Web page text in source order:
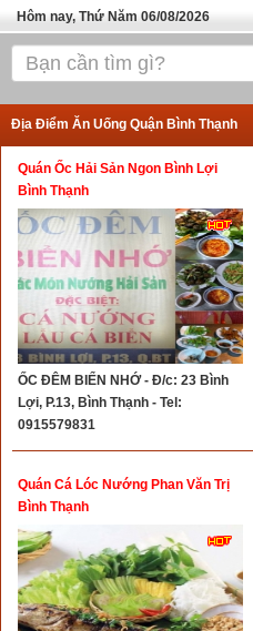
Hôm nay, Thứ Năm 06/08/2026
Trang chủ
Cafe - Kem- Trà Sữa
Bánh - Đồ Ăn Vặt
Thực Phẩm Nông Hải Sản
Top Quán Ăn Sài Gòn
Địa Điểm Ăn Uống Quận Bình Thạnh
Quán Ốc Hải Sản Ngon Bình Lợi
Bình Thạnh
ỐC ĐÊM BIỂN NHỚ - Đ/c: 23 Bình
Lợi, P.13, Bình Thạnh - Tel:
0915579831
Quán Cá Lóc Nướng Phan Văn Trị
Bình Thạnh